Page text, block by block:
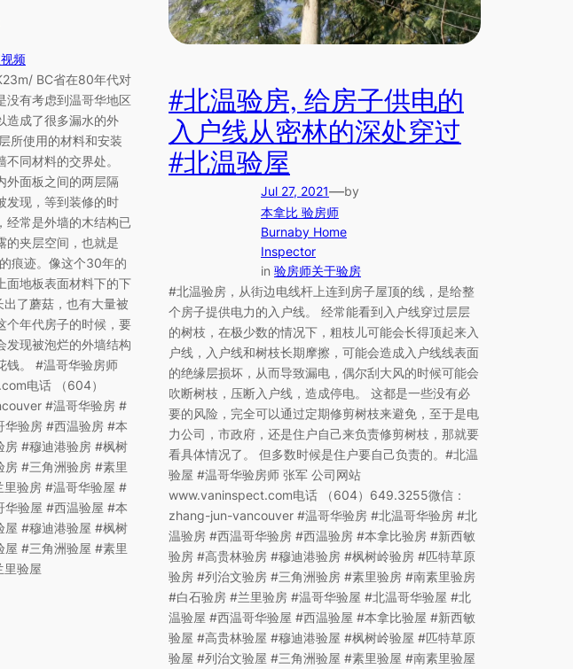
频
BC省在80年代对
没有考虑到温哥华地区
造成了很多漏水的外
所使用的材料和安装
同材料的交界处。
外面板之间的两层隔
发现，等到装修的时
经常是外墙的木结构已
的夹层空间，也就是
痕迹。像这个30年的
面地板表面材料下的下
了蘑菇，也有大量被
个年代房子的时候，要
发现被泡烂的外墙结构
钱。 #温哥华验房师
电话 （604）
#温哥华验房 #
华验房 #西温验房 #本
房 #穆迪港验房 #枫树
#三角洲验房 #素里
验房 #温哥华验屋 #
华验屋 #西温验屋 #本
屋 #穆迪港验屋 #枫树
#三角洲验屋 #素里
里验屋
#北温验房, 给房子供电的
入户线从密林的深处穿过
#北温验屋
Jul 27, 2021—by
本拿比 验房师
Burnaby Home
Inspector
in 验房师关于验房
#北温验房，从街边电线杆上连到房子屋顶的线，是给整
个房子提供电力的入户线。 经常能看到入户线穿过层层
的树枝，在极少数的情况下，粗枝儿可能会长得顶起来入
户线，入户线和树枝长期摩擦，可能会造成入户线线表面
的绝缘层损坏，从而导致漏电，偶尔刮大风的时候可能会
吹断树枝，压断入户线，造成停电。 这都是一些没有必
要的风险，完全可以通过定期修剪树枝来避免，至于是电
力公司，市政府，还是住户自己来负责修剪树枝，那就要
看具体情况了。 但多数时候是住户要自己负责的。#北温
验屋 #温哥华验房师 张军 公司网站
www.vaninspect.com电话 （604）649.3255微信：
zhang-jun-vancouver #温哥华验房 #北温哥华验房 #北
温验房 #西温哥华验房 #西温验房 #本拿比验房 #新西敏
验房 #高贵林验房 #穆迪港验房 #枫树岭验房 #匹特草原
验房 #列治文验房 #三角洲验房 #素里验房 #南素里验房
#白石验房 #兰里验房 #温哥华验屋 #北温哥华验屋 #北
温验屋 #西温哥华验屋 #西温验屋 #本拿比验屋 #新西敏
验屋 #高贵林验屋 #穆迪港验屋 #枫树岭验屋 #匹特草原
验屋 #列治文验屋 #三角洲验屋 #素里验屋 #南素里验屋